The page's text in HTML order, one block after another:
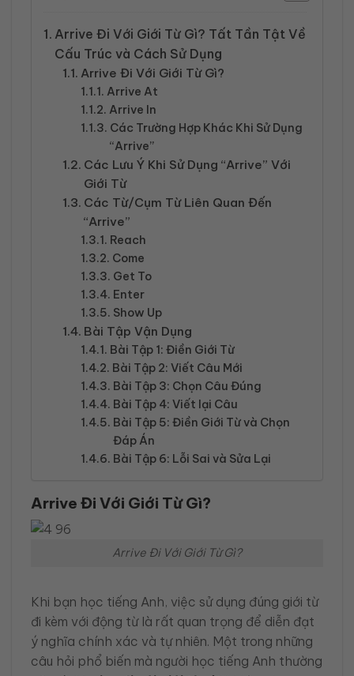
Arrive Đi Với Giới Từ Gì? Tất Tần Tật Về
Cấu Trúc và Cách Sử Dụng
Arrive Đi Với Giới Từ Gì?
Arrive At
Arrive In
Các Trường Hợp Khác Khi Sử Dụng
“Arrive”
Các Lưu Ý Khi Sử Dụng “Arrive” Với
Giới Từ
Các Từ/Cụm Từ Liên Quan Đến
“Arrive”
Reach
Come
Get To
Enter
Show Up
Bài Tập Vận Dụng
Bài Tập 1: Điền Giới Từ
Bài Tập 2: Viết Câu Mới
Bài Tập 3: Chọn Câu Đúng
Bài Tập 4: Viết lại Câu
Bài Tập 5: Điền Giới Từ và Chọn
Đáp Án
Bài Tập 6: Lỗi Sai và Sửa Lại
Arrive Đi Với Giới Từ Gì?
Arrive Đi Với Giới Từ Gì?
Khi bạn học tiếng Anh, việc sử dụng đúng giới từ
đi kèm với động từ là rất quan trọng để diễn đạt
ý nghĩa chính xác và tự nhiên. Một trong những
câu hỏi phổ biến mà người học tiếng Anh thường